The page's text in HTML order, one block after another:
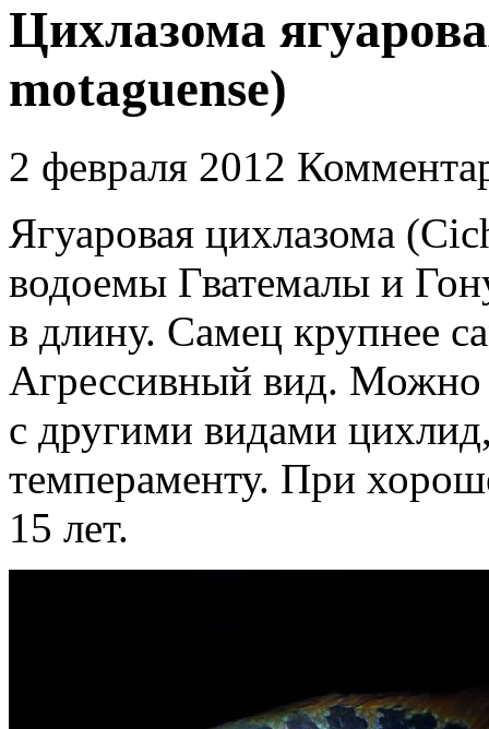
Цихлазома
motaguense)
2 февраля 2012
Ягуаровая цихлазома
водоемы Гватемалы и
в длину. Самец крупнее
Агрессивный вид. Можно
с другими видами
темпераменту. При
15 лет.